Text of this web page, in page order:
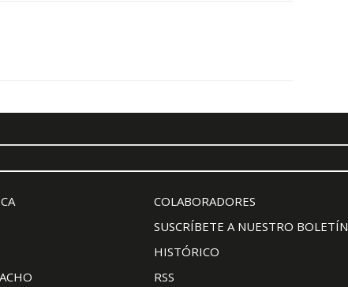
COLABORADORES
SUSCRÍBETE A NUESTRO BOLETÍN
HISTÓRICO
RSS